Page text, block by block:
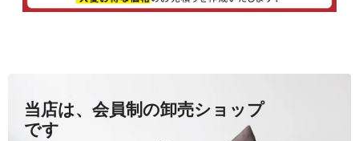
当店は、会員制の卸売ショップ
です